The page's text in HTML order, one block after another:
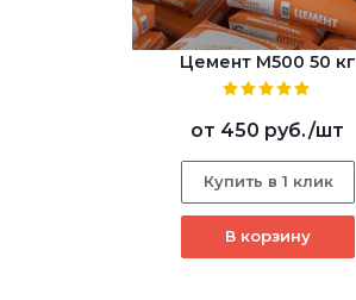
Цемент М500 50 кг
от 450 руб./шт
Купить в 1 клик
В корзину